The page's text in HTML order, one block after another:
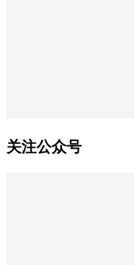
关注公众号